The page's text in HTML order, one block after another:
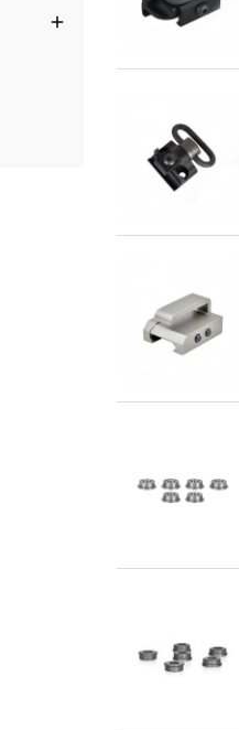

Anteprima
Anteprima
Anteprima
Anteprima